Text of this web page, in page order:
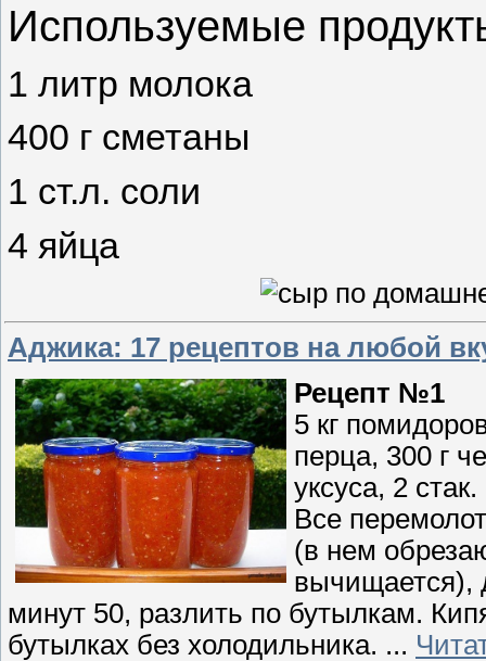
Используемые
1 литр молока
400 г сметаны
1 ст.л. соли
4 яйца
Аджика: 17 рецептов на любой
Рецепт №1
5 кг
перца, 300 г
уксуса, 2
Все
(в нем
вычищается),
минут 50, разлить по бутылкам.
бутылках без холодильника. ...